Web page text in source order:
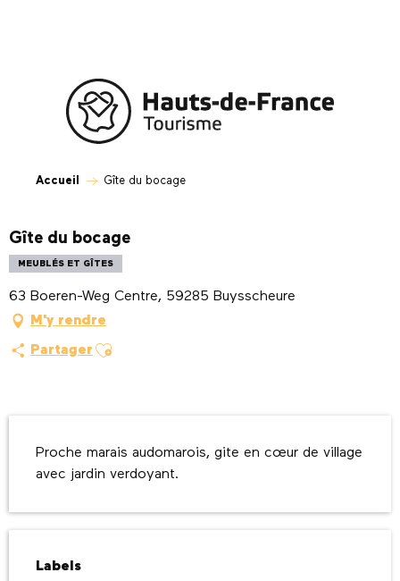
Accueil Gîte du bocage
Gîte du bocage
MEUBLÉS ET GÎTES
63 Boeren-Weg Centre, 59285 Buysscheure
M'y rendre
Partager Ajouter aux favoris
Proche marais audomarois, gite en cœur de village
avec jardin verdoyant.
Labels
Labels